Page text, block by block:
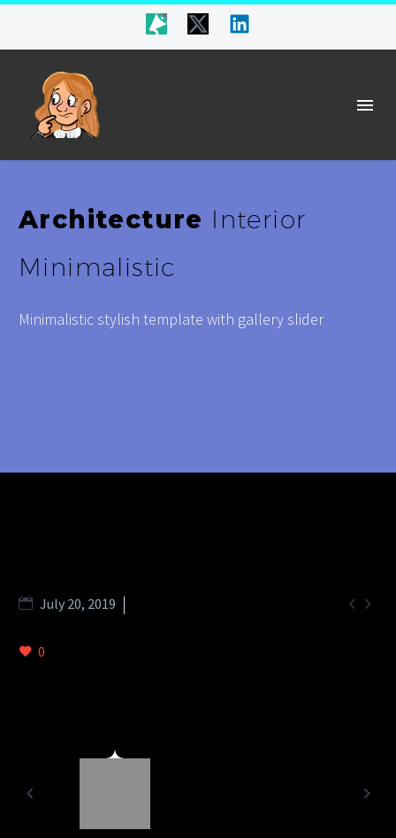
Architecture Interior
Minimalistic
Minimalistic stylish template with gallery slider
 
July 20, 2019
0